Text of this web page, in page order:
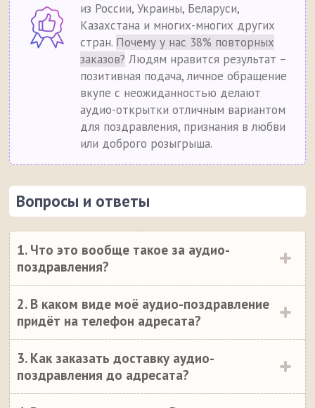
из России, Украины, Беларуси,
Казахстана и многих-многих других
стран. Почему у нас 38% повторных
заказов? Людям нравится результат –
позитивная подача, личное обращение
вкупе с неожиданностью делают
аудио-открытки отличным вариантом
для поздравления, признания в любви
или доброго розыгрыша.
Вопросы и ответы
1. Что это вообще такое за аудио-
поздравления?
2. В каком виде моё аудио-поздравление
придёт на телефон адресата?
3. Как заказать доставку аудио-
поздравления до адресата?